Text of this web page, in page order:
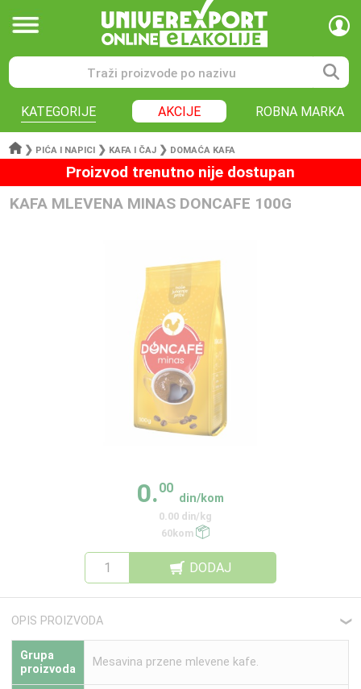
KATEGORIJE AKCIJE ROBNA MARKA
❯ PIĆA I NAPICI ❯ KAFA I ČAJ ❯ DOMAĆA KAFA
Proizvod trenutno nije dostupan
KAFA MLEVENA MINAS DONCAFE 100G
0.00
din/kom
0.00 din/kg
60kom
DODAJ
OPIS PROIZVODA ❮
Grupa
proizvoda
Mesavina przene mlevene kafe.